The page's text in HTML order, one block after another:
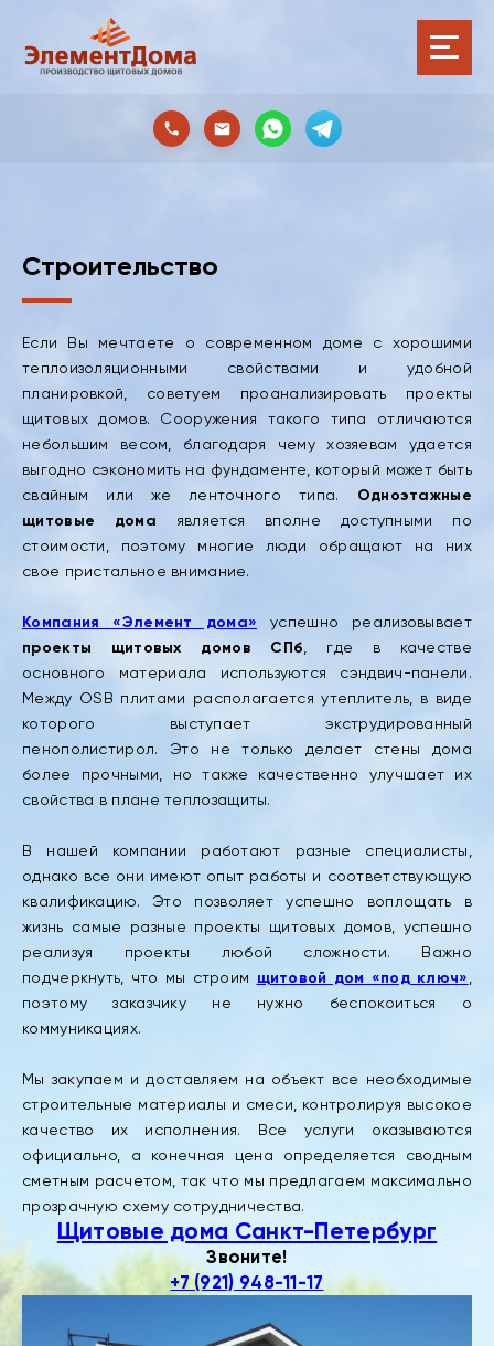
Строительство
Если Вы мечтаете о современном доме с хорошими
теплоизоляционными свойствами и удобной
планировкой, советуем проанализировать проекты
щитовых домов. Сооружения такого типа отличаются
небольшим весом, благодаря чему хозяевам удается
выгодно сэкономить на фундаменте, который может быть
свайным или же ленточного типа. Одноэтажные
щитовые дома является вполне доступными по
стоимости, поэтому многие люди обращают на них
свое пристальное внимание.
Компания «Элемент дома» успешно реализовывает
проекты щитовых домов СПб, где в качестве
основного материала используются сэндвич-панели.
Между OSB плитами располагается утеплитель, в виде
которого выступает экструдированный
пенополистирол. Это не только делает стены дома
более прочными, но также качественно улучшает их
свойства в плане теплозащиты.
В нашей компании работают разные специалисты,
однако все они имеют опыт работы и соответствующую
квалификацию. Это позволяет успешно воплощать в
жизнь самые разные проекты щитовых домов, успешно
реализуя проекты любой сложности. Важно
подчеркнуть, что мы строим щитовой дом «под ключ»,
поэтому заказчику не нужно беспокоиться о
коммуникациях.
Мы закупаем и доставляем на объект все необходимые
строительные материалы и смеси, контролируя высокое
качество их исполнения. Все услуги оказываются
официально, а конечная цена определяется сводным
сметным расчетом, так что мы предлагаем максимально
прозрачную схему сотрудничества.
Щитовые дома Санкт-Петербург
Звоните!
+7 (921) 948-11-17